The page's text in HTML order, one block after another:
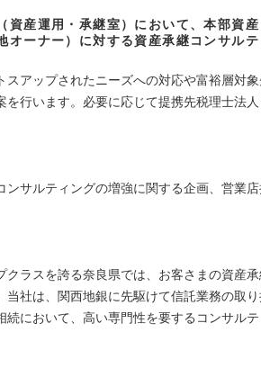
資産運用・承継室）において、本部資
オーナー）に対する資産承継コンサル
アップされたニーズへの対応や富裕層対象
を行います。必要に応じて提携先税理士法
ンサルティングの増強に関する企画、営業
クラスを誇る奈良県では、お客さまの資産
当社は、関西地銀に先駆けて信託業務の取
続において、高い専門性を要するコンサル